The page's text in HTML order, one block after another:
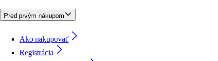
Pred prvým nákupom
Ako nakupovať
Registrácia